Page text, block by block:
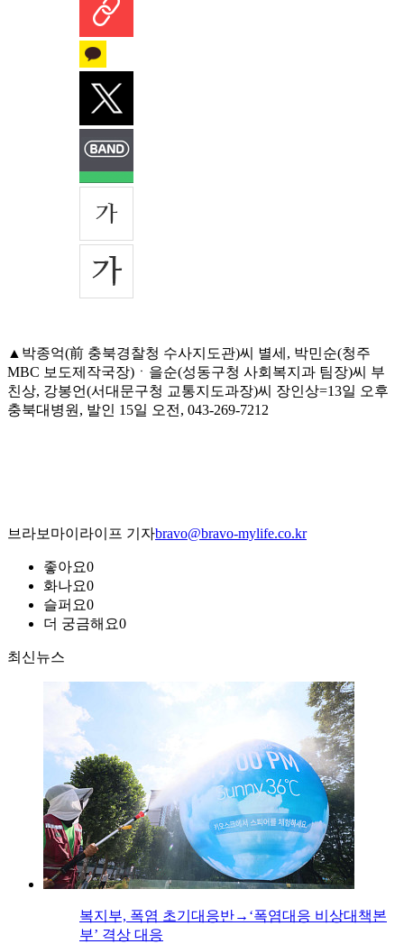
▲박종억(前 충북경찰청 수사지도관)씨 별세, 박민순(청주
MBC 보도제작국장)ㆍ을순(성동구청 사회복지과 팀장)씨 부
친상, 강봉언(서대문구청 교통지도과장)씨 장인상=13일 오후
충북대병원, 발인 15일 오전, 043-269-7212
브라보마이라이프 기자bravo@bravo-mylife.co.kr
좋아요0
화나요0
슬퍼요0
더 궁금해요0
최신뉴스
복지부, 폭염 초기대응반→‘폭염대응 비상대책본
부’ 격상 대응